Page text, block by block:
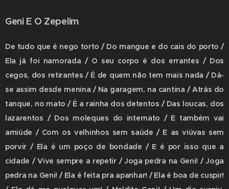
Geni E O Zepelim
De tudo que é nego torto / Do mangue e do cais do porto /
Ela já foi namorada / O seu corpo é dos errantes / Dos
cegos, dos retirantes / É de quem não tem mais nada / Dá-
se assim desde menina / Na garagem, na cantina / Atrás do
tanque, no mato / É a rainha dos detentos / Das loucas, dos
lazarentos / Dos moleques do internato / E também vai
amiúde / Com os velhinhos sem saúde / E as viúvas sem
porvir / Ela é um poço de bondade / E é por isso que a
cidade / Vive sempre a repetir / Joga pedra na Geni! / Joga
pedra na Geni! / Ela é feita pra apanhar! / Ela é boa de cuspir!